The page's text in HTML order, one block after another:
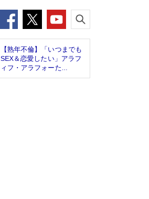
【熟年不倫】「いつまでも
SEX＆恋愛したい」アラフ
ィフ・アラフォーた...